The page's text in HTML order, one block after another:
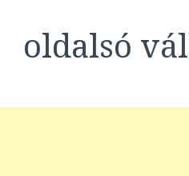
oldalsó